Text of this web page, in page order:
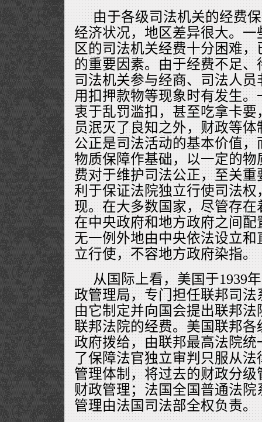
由于各级司法机关的经费
经济状况，地区差异很大。
区的司法机关经费十分困难
的重要因素。由于经费不足
司法机关参与经商、司法人
用扣押款物等现象时有发生
衷于乱罚滥扣，甚至吃拿卡
员泯灭了良知之外，财政等
公正是司法活动的基本价值
物质保障作基础，以一定的
费对于维护司法公正，至关
利于保证法院独立行使司法
现。在大多数国家，尽管存
在中央政府和地方政府之间
无一例外地由中央依法设立
立行使，不容地方政府染指。
从国际上看，美国于1939
政管理局，专门担任联邦司
由它制定并向国会提出联邦
联邦法院的经费。美国联邦
政府拨给，由联邦最高法院
了保障法官独立审判只服从
管理体制，将过去的财政分
财政管理；法国全国普通法
管理由法国司法部全权负责。